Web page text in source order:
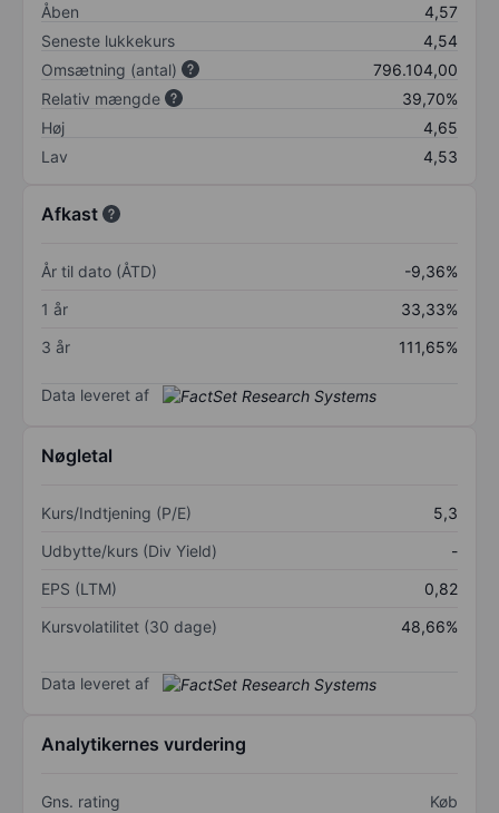
Åben
4,57
Seneste lukkekurs
4,54
Omsætning (antal)
796.104,00
Relativ mængde
39,70%
Høj
4,65
Lav
4,53
Afkast
År til dato (ÅTD)
-9,36%
1 år
33,33%
3 år
111,65%
Data leveret af
Nøgletal
Kurs/Indtjening (P/E)
5,3
Udbytte/kurs (Div Yield)
-
EPS (LTM)
0,82
Kursvolatilitet (30 dage)
48,66%
Data leveret af
Analytikernes vurdering
Gns. rating Køb